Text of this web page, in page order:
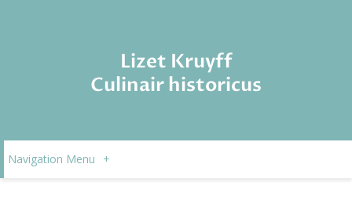
Lizet Kruyff
Culinair historicus
Navigation Menu +